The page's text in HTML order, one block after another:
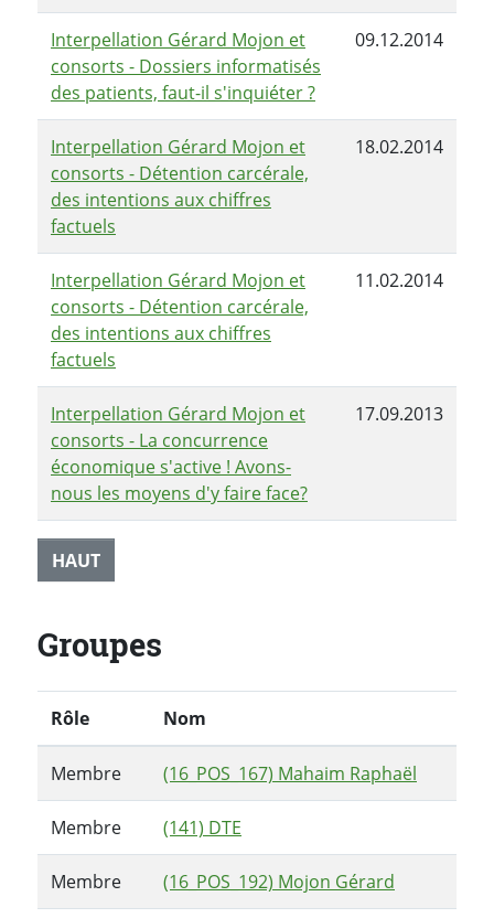
Interpellation Gérard Mojon et
consorts - Dossiers informatisés
des patients, faut-il s'inquiéter ?
09.12.2014
Interpellation Gérard Mojon et
consorts - Détention carcérale,
des intentions aux chiffres
factuels
18.02.2014
Interpellation Gérard Mojon et
consorts - Détention carcérale,
des intentions aux chiffres
factuels
11.02.2014
Interpellation Gérard Mojon et
consorts - La concurrence
économique s'active ! Avons-
nous les moyens d'y faire face?
17.09.2013
HAUT
Groupes
Rôle Nom
Membre (16_POS_167) Mahaim Raphaël
Membre (141) DTE
Membre (16_POS_192) Mojon Gérard